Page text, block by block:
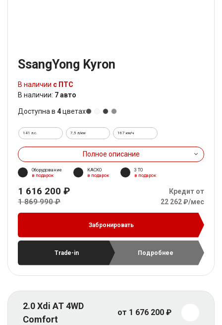
SsangYong Kyron
В наличии с ПТС
В наличии: 7 авто
Доступна в 4цветах
141 л.с. 7,5 л/км 167 км/ч
Полное описание
Оборудование
в подарок
КАСКО
в подарок
3 ТО
в подарок
1 616 200 ₽
1 869 990 ₽
Кредит от
22 262 ₽/мес
Забронировать
Trade-in Подробнее
2.0 Xdi AT 4WD
Comfort
от 1 676 200 ₽